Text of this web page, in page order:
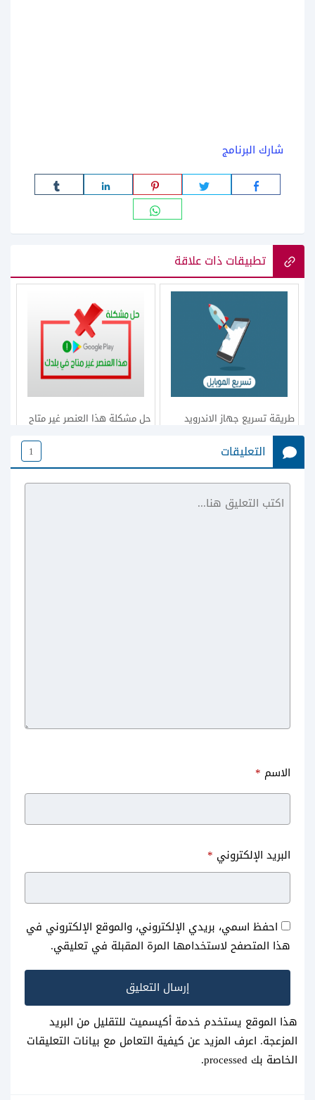
شارك البرنامج
تطبيقات ذات علاقة
طريقة تسريع جهاز الاندرويد
بدون روت
حل مشكلة هذا العنصر غير متاح
والكمبيوتر 2020 لمشاهدة
القنوات المشفرة بدون تقطيع
التعليقات 1
الاسم *
البريد الإلكتروني *
احفظ اسمي، بريدي الإلكتروني، والموقع الإلكتروني في
هذا المتصفح لاستخدامها المرة المقبلة في تعليقي.
هذا الموقع يستخدم خدمة أكيسميت للتقليل من البريد
المزعجة. اعرف المزيد عن كيفية التعامل مع بيانات التعليقات
الخاصة بك processed
.